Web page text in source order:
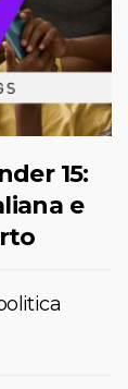
15:
e